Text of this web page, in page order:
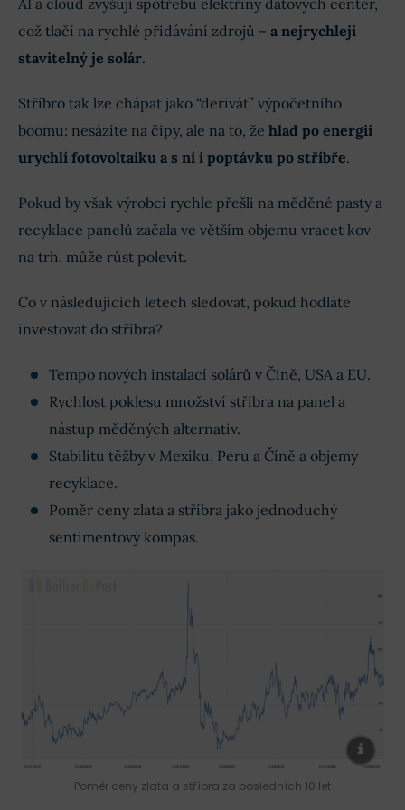
AI a cloud zvyšují spotřebu elektřiny datových center,
což tlačí na rychlé přidávání zdrojů – a nejrychleji
stavitelný je solár.
Stříbro tak lze chápat jako “derivát” výpočetního
boomu: nesázíte na čipy, ale na to, že hlad po energii
urychlí fotovoltaiku a s ní i poptávku po stříbře.
Pokud by však výrobci rychle přešli na měděné pasty a
recyklace panelů začala ve větším objemu vracet kov
na trh, může růst polevit.
Co v následujících letech sledovat, pokud hodláte
investovat do stříbra?
Tempo nových instalací solárů v Číně, USA a EU.
Rychlost poklesu množství stříbra na panel a
nástup měděných alternativ.
Stabilitu těžby v Mexiku, Peru a Číně a objemy
recyklace.
Poměr ceny zlata a stříbra jako jednoduchý
sentimentový kompas.
Poměr ceny zlata a stříbra za posledních 10 let